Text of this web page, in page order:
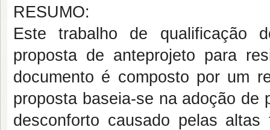
RESUMO:
Este trabalho de qualificação
proposta de anteprojeto para
documento é composto por um
proposta baseia-se na adoção de
desconforto causado pelas